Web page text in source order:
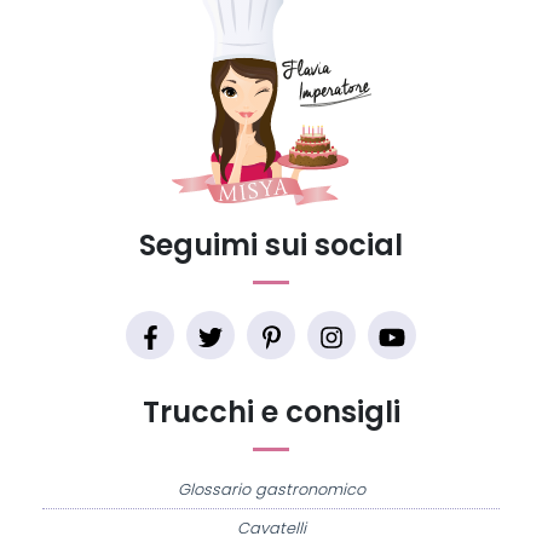
Trucchi e consigli
Glossario gastronomico
Cavatelli
Seguimi sui social